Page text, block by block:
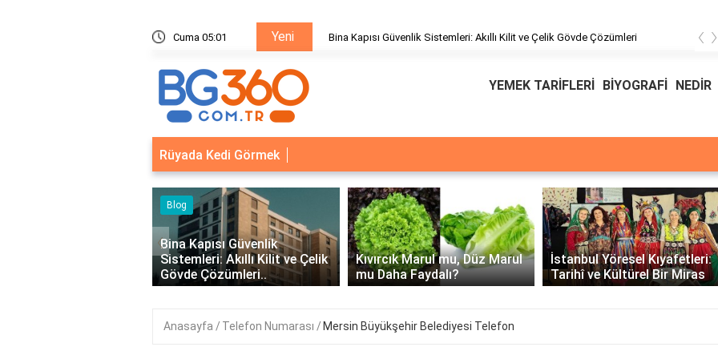
Cuma 05:01 Yeni
Sistemleri: Akıllı Kilit ve Çelik Gövde Çözümleri Bina Kapısı Güvenlik Sistemleri: Akıllı Kilit ve Çelik Gövde Çözümleri ‹ ›
YEMEK TARİFLERİ BİYOGRAFİ NEDİR
Rüyada Kedi Görmek
Sistemleri: Akıllı Kilit ve Çelik
Kıvırcık Marul mu, Düz Marul
mu Daha Faydalı?
İstanbul Yöresel Kıyafetleri:
Tarihî ve Kültürel Bir Miras
Üssü
E Üssünün
Matematiksel
Örnekler
‹
Anasayfa Telefon Numarası Mersin Büyükşehir Belediyesi Telefon